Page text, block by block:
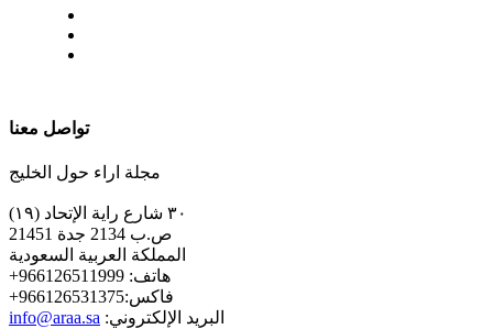
تواصل معنا
مجلة اراء حول الخليج
٣٠ شارع راية الإتحاد (١٩)
ص.ب 2134 جدة 21451
المملكة العربية السعودية
+هاتف: 966126511999
+فاكس:966126531375
info@araa.sa :البريد الإلكتروني